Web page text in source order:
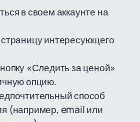
в своем аккаунте на
интересующего
«Следить за ценой»
опцию.
способ
(например, email или